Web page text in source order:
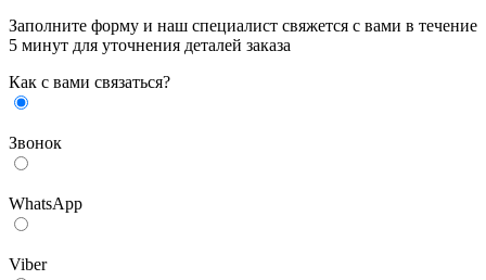
Заполните форму и наш специалист свяжется с вами в течение
5 минут для уточнения деталей заказа
Как с вами связаться?
Звонок
WhatsApp
Viber